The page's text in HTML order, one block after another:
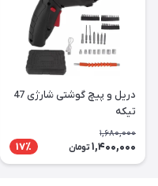
دریل و پیچ گوشتی شارژی 47
تیکه
1,680,000
1,400,000 تومان 17٪